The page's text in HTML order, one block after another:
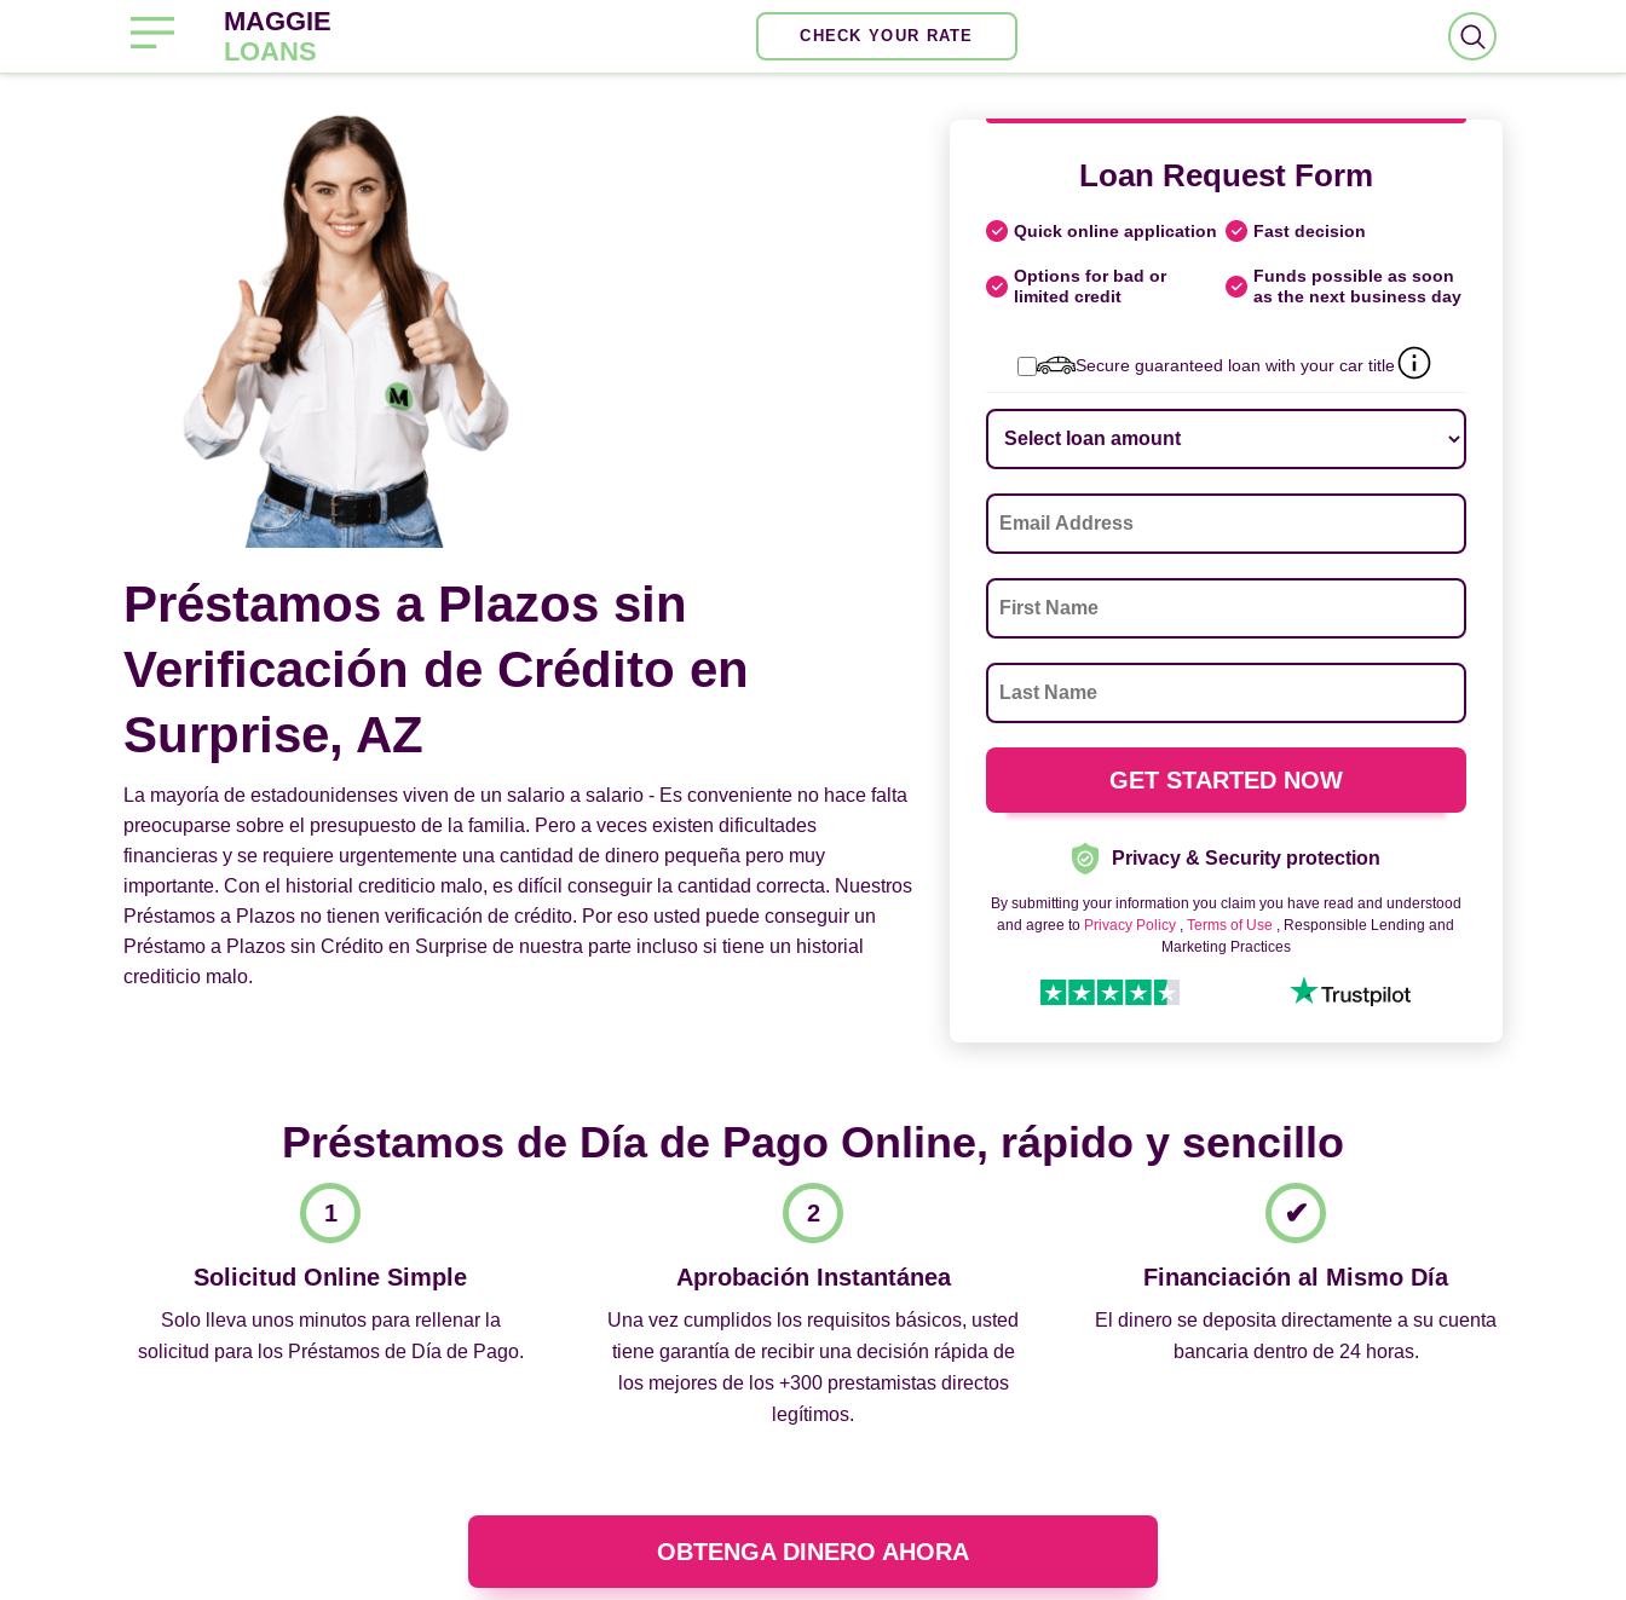
MAGGIE
LOANS
CHECK YOUR RATE
Préstamos a Plazos sin
Verificación de Crédito en
Surprise, AZ
La mayoría de estadounidenses viven de un salario a salario - Es conveniente no hace falta
preocuparse sobre el presupuesto de la familia. Pero a veces existen dificultades
financieras y se requiere urgentemente una cantidad de dinero pequeña pero muy
importante. Con el historial crediticio malo, es difícil conseguir la cantidad correcta. Nuestros
Préstamos a Plazos no tienen verificación de crédito. Por eso usted puede conseguir un
Préstamo a Plazos sin Crédito en Surprise de nuestra parte incluso si tiene un historial
crediticio malo.
Loan Request Form
Quick online application Fast decision
Options for bad or
limited credit
Funds possible as soon
as the next business day
Secure guaranteed loan with your car title
Privacy & Security protection
By submitting your information you claim you have read and understood
and agree to Privacy Policy ,Terms of Use , Responsible Lending and
Marketing Practices
Préstamos de Día de Pago Online, rápido y sencillo
Solicitud Online Simple
Solo lleva unos minutos para rellenar la
solicitud para los Préstamos de Día de Pago.
Aprobación Instantánea
Una vez cumplidos los requisitos básicos, usted
tiene garantía de recibir una decisión rápida de
los mejores de los +300 prestamistas directos
legítimos.
Financiación al Mismo Día
El dinero se deposita directamente a su cuenta
bancaria dentro de 24 horas.
OBTENGA DINERO AHORA